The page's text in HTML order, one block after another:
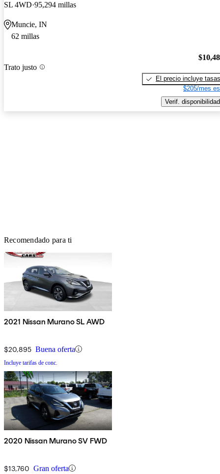
SL 4WD 95,294 millas
Muncie, IN
62 millas
Trato justo
El precio incluye tasas
$205/mes
Verif. disponibilidad
Recomendado para ti
2021 Nissan Murano SL AWD
$20,895 Buena oferta
Incluye tarifas de conc.
2020 Nissan Murano SV FWD
$13,760 Gran oferta